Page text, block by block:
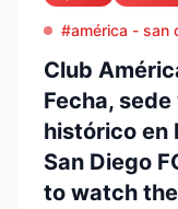
#américa - san
Club
Fecha,
histórico en
San Diego
to watch